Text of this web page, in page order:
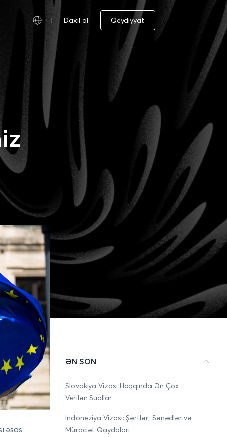
Daxil ol Qeydiyyat
əsas
ƏN SON
Slovakiya Vizası Haqqında Ən Çox
Verilən Suallar
İndoneziya Vizası: Şərtlər, Sənədlər və
Müraciət Qaydaları